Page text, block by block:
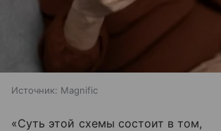
Источник: Magnific
«Суть этой схемы состоит в том,